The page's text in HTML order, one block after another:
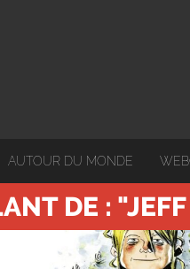
AUTOUR DU MONDE
DE :